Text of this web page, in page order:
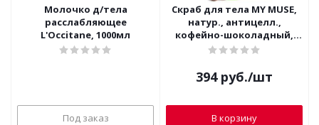
Молочко д/тела
расслабляющее
L'Occitane, 1000мл
Под заказ
Скраб для тела MY MUSE,
натур., антицелл.,
кофейно-шоколадный,
250г 145005 (коричневый)
394руб./шт
В корзину